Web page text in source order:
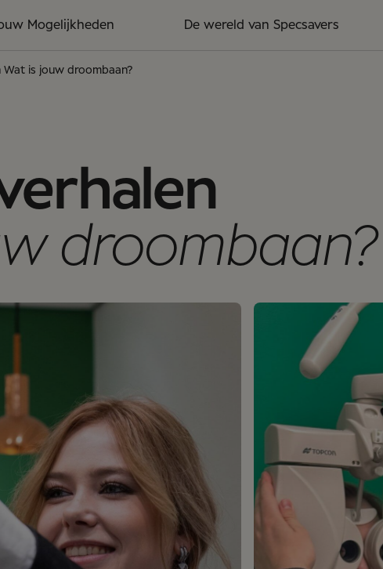
Mogelijkheden De wereld van Specsavers
Wat is jouw droombaan?
droombaan?